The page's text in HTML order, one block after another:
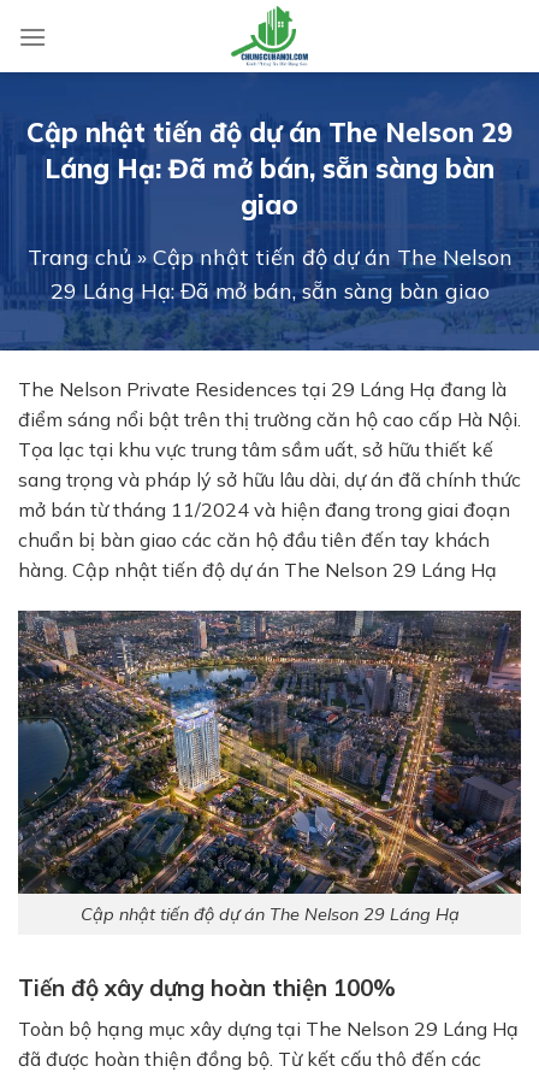
content
Cập nhật tiến độ dự án The Nelson 29
Láng Hạ: Đã mở bán, sẵn sàng bàn
giao
Trang chủ»Cập nhật tiến độ dự án The Nelson
29 Láng Hạ: Đã mở bán, sẵn sàng bàn giao
The Nelson Private Residences tại 29 Láng Hạ đang là
điểm sáng nổi bật trên thị trường căn hộ cao cấp Hà Nội.
Tọa lạc tại khu vực trung tâm sầm uất, sở hữu thiết kế
sang trọng và pháp lý sở hữu lâu dài, dự án đã chính thức
mở bán từ tháng 11/2024 và hiện đang trong giai đoạn
chuẩn bị bàn giao các căn hộ đầu tiên đến tay khách
hàng. Cập nhật tiến độ dự án The Nelson 29 Láng Hạ
Cập nhật tiến độ dự án The Nelson 29 Láng Hạ
Tiến độ xây dựng hoàn thiện 100%
Toàn bộ hạng mục xây dựng tại The Nelson 29 Láng Hạ
đã được hoàn thiện đồng bộ. Từ kết cấu thô đến các